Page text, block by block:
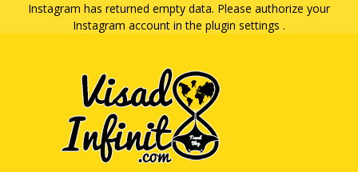
Instagram has returned empty data. Please authorize your
Instagram account in the plugin settings .